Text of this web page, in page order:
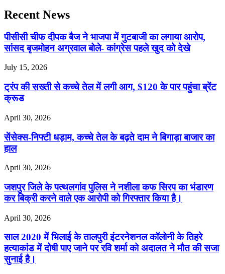
Recent News
पीसीसी चीफ दीपक बैज ने भाजपा में गुटबाजी का लगाया आरोप,
सांसद बृजमोहन अग्रवाल बोले- कांग्रेस पहले खुद को देखे
July 15, 2026
ट्रंप की सख्ती से कच्चे तेल में लगी आग, $120 के पार पहुंचा ब्रेंट
क्रूड
April 30, 2026
सेंसेक्स-निफ्टी धड़ाम, कच्चे तेल के बढ़ते दाम ने बिगाड़ा बाजार का
हाल
April 30, 2026
जशपुर जिले के पत्थलगांव पुलिस ने नशीला कफ सिरप का भंडारण
कर बिक्री करने वाले एक आरोपी को गिरफ्तार किया है।
April 30, 2026
साल 2020 में भिलाई के तालपुरी इंटरनेशनल कॉलोनी के तिहरे
हत्याकांड में दोषी पाए जाने पर रवि शर्मा को अदालत ने मौत की सजा
सुनाई है।